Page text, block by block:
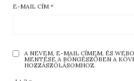
E-MAIL CÍM *
A NEVEM, E-MAIL CÍMEM, ÉS
MENTÉSE A BÖNGÉSZŐBEN A
HOZZÁSZÓLÁSOMHOZ.